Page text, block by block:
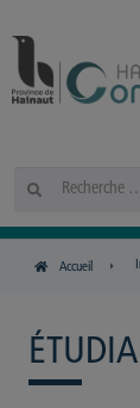
Rechercher
Accueil